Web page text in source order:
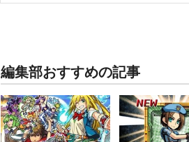
編集部おすすめの記事